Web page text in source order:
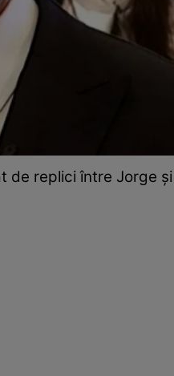
de replici între Jorge